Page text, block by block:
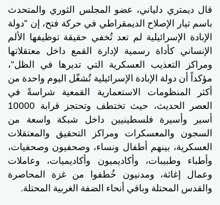
قال ديمتري دلياني، عضو المجلس الثوري والمتحدث
باسم تيار الإصلاح الديمقراطي في حركة فتح، إن "دولة
الإبادة الإسرائيلية لم تعد تُخفي حقيقة توظيفها الألم
الإنساني كأداة رسمية لإدارة القمع داخل معتقلاتها
ومراكز التعذيب العسكرية التي تديرها في الظل"،
مؤكداً أن دولة الإبادة الإسرائيلية تُشغّل اليوم واحدة من
أكثر المنظومات الاستعمارية القمعية شراسةً في
العصر الحديث، حيث تختطف وتحتجز قرابة 10000
أسير وأسيرة فلسطينيين داخل شبكة واسعة من
السجون والمعسكرات ومراكز التحقيق والمعتقلات
العسكرية، بينهم أطفال ونساء، وصحفيون وصحفيات،
وأطباء وطبيبات، وأكاديميون وأكاديميات، وعاملات
وعمال إغاثة، ومدنيون خُطفوا من غزة المحاصرة
والقدس المحتلة وباقي أنحاء الضفة الغربية المحتلة.